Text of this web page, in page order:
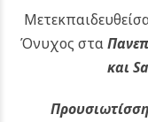
Όνυχος στα
και